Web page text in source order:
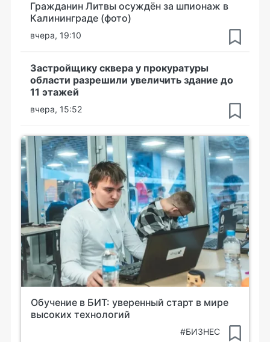
Гражданин Литвы осуждён за шпионаж в
Калининграде (фото)
вчера, 19:10
Застройщику сквера у прокуратуры
области разрешили увеличить здание до
11 этажей
вчера, 15:52
Обучение в БИТ: уверенный старт в мире
высоких технологий
#БИЗНЕС